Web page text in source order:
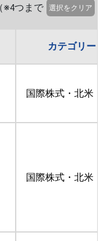
※4つまで
選択をクリア
カテゴリー
国際株式・北米
国際株式・北米